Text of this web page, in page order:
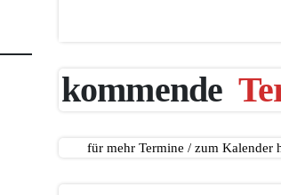
kommende
für mehr Termine / zum Kalender